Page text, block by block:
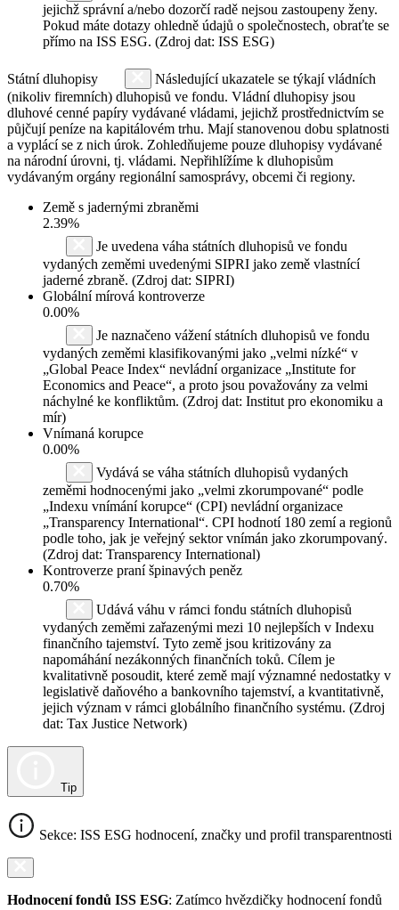
jejichž správní a/nebo dozorčí radě nejsou zastoupeny ženy.
Pokud máte dotazy ohledně údajů o společnostech, obraťte se
přímo na ISS ESG. (Zdroj dat: ISS ESG)
Státní dluhopisy
Následující ukazatele se týkají vládních
(nikoliv firemních) dluhopisů ve fondu. Vládní dluhopisy jsou
dluhové cenné papíry vydávané vládami, jejichž prostřednictvím se
půjčují peníze na kapitálovém trhu. Mají stanovenou dobu splatnosti
a vyplácí se z nich úrok. Zohledňujeme pouze dluhopisy vydávané
na národní úrovni, tj. vládami. Nepřihlížíme k dluhopisům
vydávaným orgány regionální samosprávy, obcemi či regiony.
Země s jadernými zbraněmi
2.39%
Je uvedena váha státních dluhopisů ve fondu
vydaných zeměmi uvedenými SIPRI jako země vlastnící
jaderné zbraně. (Zdroj dat: SIPRI)
Globální mírová kontroverze
0.00%
Je naznačeno vážení státních dluhopisů ve fondu
vydaných zeměmi klasifikovanými jako „velmi nízké“ v
„Global Peace Index“ nevládní organizace „Institute for
Economics and Peace“, a proto jsou považovány za velmi
náchylné ke konfliktům. (Zdroj dat: Institut pro ekonomiku a
mír)
Vnímaná korupce
0.00%
Vydává se váha státních dluhopisů vydaných
zeměmi hodnocenými jako „velmi zkorumpované“ podle
„Indexu vnímání korupce“ (CPI) nevládní organizace
„Transparency International“. CPI hodnotí 180 zemí a regionů
podle toho, jak je veřejný sektor vnímán jako zkorumpovaný.
(Zdroj dat: Transparency International)
Kontroverze praní špinavých peněz
0.70%
Udává váhu v rámci fondu státních dluhopisů
vydaných zeměmi zařazenými mezi 10 nejlepších v Indexu
finančního tajemství. Tyto země jsou kritizovány za
napomáhání nezákonných finančních toků. Cílem je
kvalitativně posoudit, které země mají významné nedostatky v
legislativě daňového a bankovního tajemství, a kvantitativně,
jejich význam v rámci globálního finančního systému. (Zdroj
dat: Tax Justice Network)
Tip
Sekce: ISS ESG hodnocení, značky und profil transparentnosti
Hodnocení fondů ISS ESG: Zatímco hvězdičky hodnocení fondů